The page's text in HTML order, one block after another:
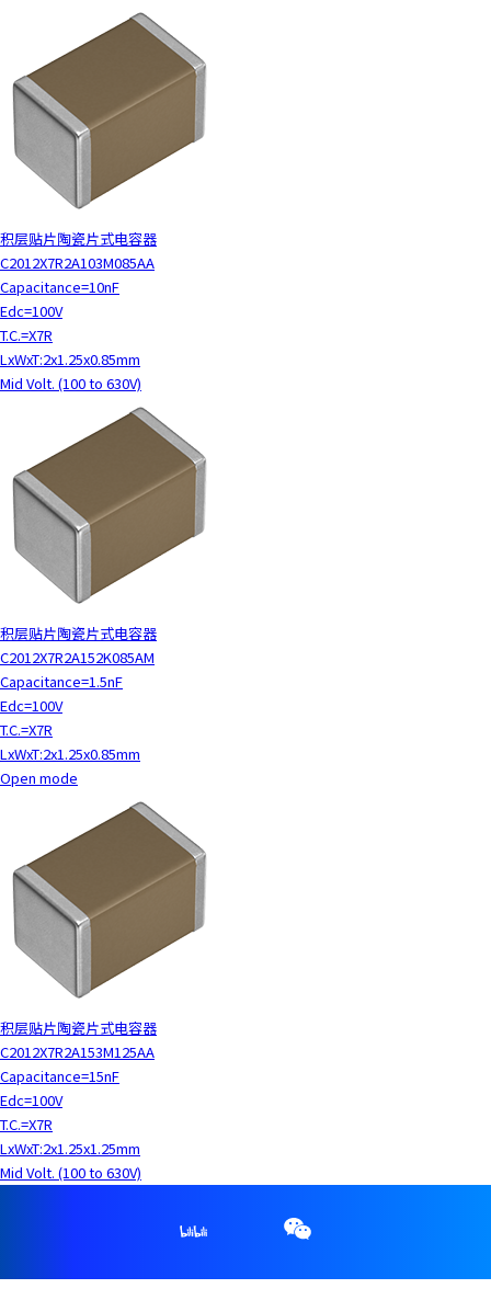
积层贴片陶瓷片式电容器
C2012X7R2A103M085AA
Capacitance=10nF
Edc=100V
T.C.=X7R
LxWxT:2x1.25x0.85mm
Mid Volt. (100 to 630V)
积层贴片陶瓷片式电容器
C2012X7R2A152K085AM
Capacitance=1.5nF
Edc=100V
T.C.=X7R
LxWxT:2x1.25x0.85mm
Open mode
积层贴片陶瓷片式电容器
C2012X7R2A153M125AA
Capacitance=15nF
Edc=100V
T.C.=X7R
LxWxT:2x1.25x1.25mm
Mid Volt. (100 to 630V)